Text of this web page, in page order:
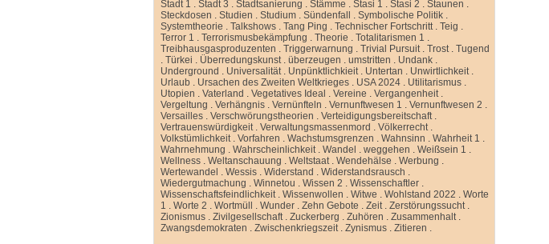
Stadt 1 .Stadt 3 .Stadtsanierung .Stämme .Stasi 1 .Stasi 2 .Staunen .
Steckdosen .Studien .Studium .Sündenfall .Symbolische Politik .
Systemtheorie .Talkshows .Tang Ping .Technischer Fortschritt.Teig .
Terror 1 .Terrorismusbekämpfung .Theorie .Totalitarismen 1 .
Treibhausgasproduzenten .Triggerwarnung .Trivial Pursuit.Trost.Tugend
.Türkei . Überredungskunst.überzeugen .umstritten . Undank .
Underground . Universalität. Unpünktlichkieit. Untertan . Unwirtlichkeit.
Urlaub . Ursachen des Zweiten Weltkrieges . USA 2024 . Utilitarismus .
Utopien .Vaterland .Vegetatives Ideal .Vereine .Vergangenheit.
Vergeltung .Verhängnis .Vernünfteln .Vernunftwesen 1 .Vernunftwesen 2 .
Versailles .Verschwörungstheorien .Verteidigungsbereitschaft.
Vertrauenswürdigkeit.Verwaltungsmassenmord .Völkerrecht.
Volkstümlichkeit.Vorfahren .Wachstumsgrenzen .Wahnsinn .Wahrheit 1 .
Wahrnehmung .Wahrscheinlichkeit.Wandel .weggehen .Weißsein 1 .
Wellness .Weltanschauung .Weltstaat.Wendehälse .Werbung .
Wertewandel .Wessis .Widerstand .Widerstandsrausch .
Wiedergutmachung .Winnetou .Wissen 2 .Wissenschaftler .
Wissenschaftsfeindlichkeit.Wissenwollen .Witwe .Wohlstand 2022 .Worte
1 .Worte 2 .Wortmüll .Wunder .Zehn Gebote .Zeit.Zerstörungssucht.
Zionismus .Zivilgesellschaft.Zuckerberg .Zuhören .Zusammenhalt.
Zwangsdemokraten .Zwischenkriegszeit.Zynismus .Zitieren .